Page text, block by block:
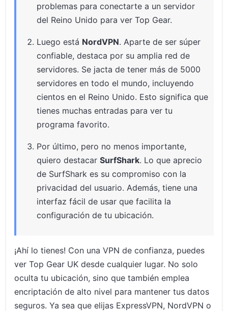
problemas para conectarte a un servidor
del Reino Unido para ver Top Gear.
Luego está NordVPN. Aparte de ser súper
confiable, destaca por su amplia red de
servidores. Se jacta de tener más de 5000
servidores en todo el mundo, incluyendo
cientos en el Reino Unido. Esto significa que
tienes muchas entradas para ver tu
programa favorito.
Por último, pero no menos importante,
quiero destacarSurfShark. Lo que aprecio
de SurfShark es su compromiso con la
privacidad del usuario. Además, tiene una
interfaz fácil de usar que facilita la
configuración de tu ubicación.
¡Ahí lo tienes! Con una VPN de confianza, puedes
ver Top Gear UK desde cualquier lugar. No solo
oculta tu ubicación, sino que también emplea
encriptación de alto nivel para mantener tus datos
seguros. Ya sea que elijas ExpressVPN, NordVPN o